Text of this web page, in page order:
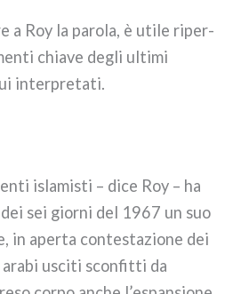
a Roy la paro­la, è uti­le riper­
chia­ve degli ulti­mi
inter­pre­ta­ti.
isla­mi­sti – dice Roy – ha
sei gior­ni del 1967 un suo
in aper­ta con­te­sta­zio­ne dei
usci­ti scon­fit­ti da